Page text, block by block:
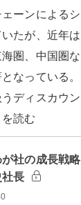
ーンによるシ
たが、近年は
圏、中国圏な
なっている。
ディスカウン
読む
社の成長戦略
長